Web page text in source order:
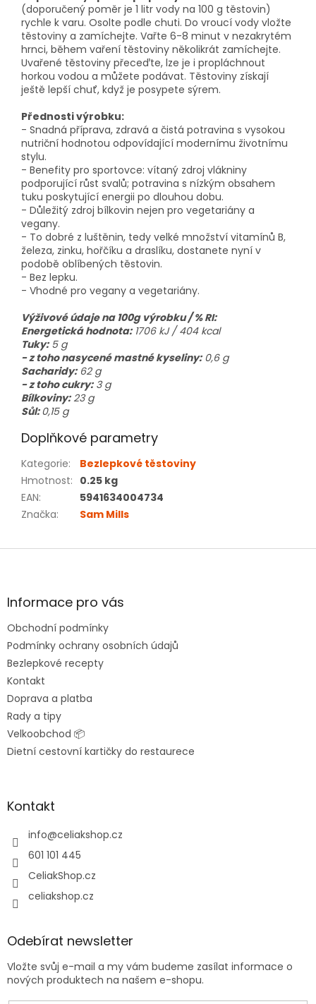
(doporučený poměr je 1 litr vody na 100 g těstovin)
rychle k varu. Osolte podle chuti. Do vroucí vody vložte
těstoviny a zamíchejte. Vařte 6-8 minut v nezakrytém
hrnci, během vaření těstoviny několikrát zamíchejte.
Uvařené těstoviny přeceďte, lze je i propláchnout
horkou vodou a můžete podávat. Těstoviny získají
ještě lepší chuť, když je posypete sýrem.
Přednosti výrobku:
- Snadná příprava, zdravá a čistá potravina s vysokou
nutriční hodnotou odpovídající modernímu životnímu
stylu.
- Benefity pro sportovce: vítaný zdroj vlákniny
podporující růst svalů; potravina s nízkým obsahem
tuku poskytující energii po dlouhou dobu.
- Důležitý zdroj bílkovin nejen pro vegetariány a
vegany.
- To dobré z luštěnin, tedy velké množství vitamínů B,
železa, zinku, hořčíku a draslíku, dostanete nyní v
podobě oblíbených těstovin.
- Bez lepku.
- Vhodné pro vegany a vegetariány.
Výživové údaje na 100g výrobku / % RI:
Energetická hodnota: 1706 kJ / 404 kcal
Tuky: 5 g
- z toho nasycené mastné kyseliny: 0,6 g
Sacharidy: 62 g
- z toho cukry: 3 g
Bílkoviny: 23 g
Sůl: 0,15 g
Doplňkové parametry
Kategorie:
Bezlepkové těstoviny
Hmotnost: 0.25 kg
EAN:
5941634004734
Značka: Sam Mills
Z
aInformace pro vás
Obchodní podmínky
Podmínky ochrany osobních údajů
Bezlepkové recepty
Kontakt
Doprava a platba
Rady a tipy
Velkoobchod 📦
Dietní cestovní kartičky do restaurece
Kontakt
info@celiakshop.cz
601 101 445
CeliakShop.cz
celiakshop.cz
Odebírat newsletter
Vložte svůj e-mail a my vám budeme zasílat informace o
nových produktech na našem e-shopu.